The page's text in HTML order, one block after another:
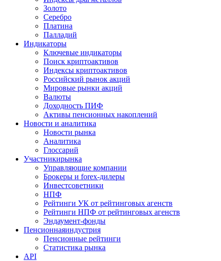
Золото
Серебро
Платина
Палладий
Индикаторы
Ключевые индикаторы
Поиск криптоактивов
Индексы криптоактивов
Российский рынок акций
Мировые рынки акций
Валюты
Доходность ПИФ
Активы пенсионных накоплений
Новости и аналитика
Новости рынка
Аналитика
Глоссарий
Участникирынка
Управляющие компании
Брокеры и forex-дилеры
Инвестсоветники
НПФ
Рейтинги УК от рейтинговых агенств
Рейтинги НПФ от рейтинговых агенств
Эндаумент-фонды
Пенсионнаяиндустрия
Пенсионные рейтинги
Статистика рынка
API